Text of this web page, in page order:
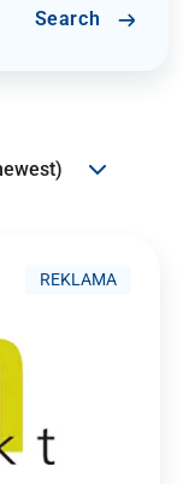
Search
REKLAMA